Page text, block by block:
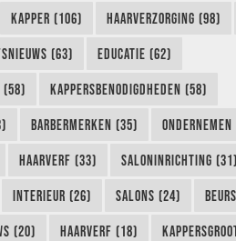
KAPPER (106) HAARVERZORGING (98)
(63) EDUCATIE (62)
(58) KAPPERSBENODIGDHEDEN (58)
BARBERMERKEN (35)
HAARVERF (33) SALONINRICHTING (31)
INTERIEUR (26) SALONS (24)
(20) HAARVERF (18)